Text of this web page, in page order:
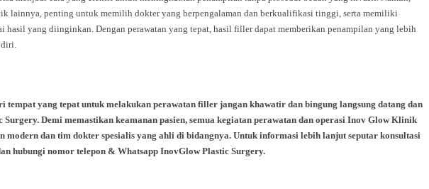
lainnya, penting untuk memilih dokter yang berpengalaman dan berkualifikasi tinggi, serta memiliki
hasil yang diinginkan. Dengan perawatan yang tepat, hasil filler dapat memberikan penampilan yang lebih
diri.
tempat yang tepat untuk melakukan perawatan filler jangan khawatir dan bingung langsung datang dan
Demi memastikan keamanan pasien, semua kegiatan perawatan dan operasi Inov Glow Klinik
modern dan tim dokter spesialis yang ahli di bidangnya. Untuk informasi lebih lanjut seputar konsultasi
hubungi nomor telepon & Whatsapp InovGlow Plastic Surgery.